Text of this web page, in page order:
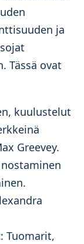
ja
Tässä ovat
kuulustelut
Greevey.
: Tuomarit,